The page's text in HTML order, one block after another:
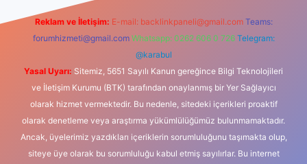
Reklam ve İletişim: E-mail: backlinkpaneli@gmail.com Teams:
forumhizmeti@gmail.com Whatsapp: 0262 606 0 726 Telegram:
@karabul
Yasal Uyarı: Sitemiz, 5651 Sayılı Kanun gereğince Bilgi Teknolojileri
ve İletişim Kurumu (BTK) tarafından onaylanmış bir Yer Sağlayıcı
olarak hizmet vermektedir. Bu nedenle, sitedeki içerikleri proaktif
olarak denetleme veya araştırma yükümlülüğümüz bulunmamaktadır.
Ancak, üyelerimiz yazdıkları içeriklerin sorumluluğunu taşımakta olup,
siteye üye olarak bu sorumluluğu kabul etmiş sayılırlar. Bu internet